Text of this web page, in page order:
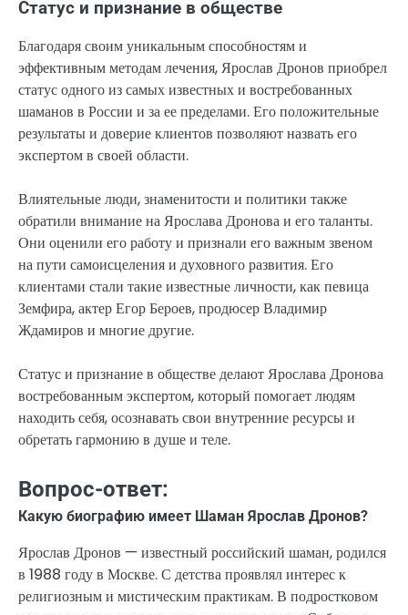
Статус и признание в обществе
Благодаря своим уникальным способностям и
эффективным методам лечения, Ярослав Дронов приобрел
статус одного из самых известных и востребованных
шаманов в России и за ее пределами. Его положительные
результаты и доверие клиентов позволяют назвать его
экспертом в своей области.
Влиятельные люди, знаменитости и политики также
обратили внимание на Ярослава Дронова и его таланты.
Они оценили его работу и признали его важным звеном
на пути самоисцеления и духовного развития. Его
клиентами стали такие известные личности, как певица
Земфира, актер Егор Бероев, продюсер Владимир
Ждамиров и многие другие.
Статус и признание в обществе делают Ярослава Дронова
востребованным экспертом, который помогает людям
находить себя, осознавать свои внутренние ресурсы и
обретать гармонию в душе и теле.
Вопрос-ответ:
Какую биографию имеет Шаман Ярослав Дронов?
Ярослав Дронов — известный российский шаман, родился
в 1988 году в Москве. С детства проявлял интерес к
религиозным и мистическим практикам. В подростковом